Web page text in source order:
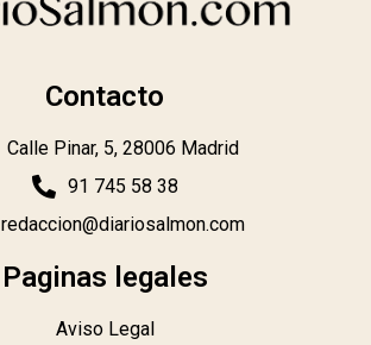
Contacto
Calle Pinar, 5, 28006 Madrid
91 745 58 38
redaccion@diariosalmon.com
Paginas legales
Aviso Legal